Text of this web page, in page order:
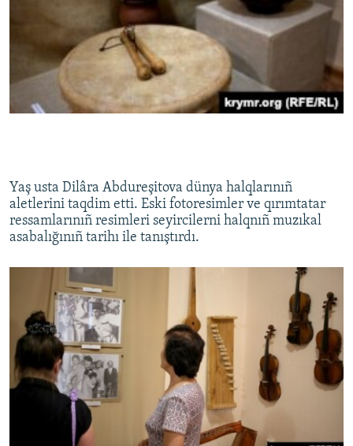
Yaş usta Dilâra Abdureşitova dünya halqlarınıñ
aletlerini taqdim etti. Eski fotoresimler ve qırımtatar
ressamlarınıñ resimleri seyircilerni halqnıñ muzıkal
asabalığınıñ tarihı ile tanıştırdı.